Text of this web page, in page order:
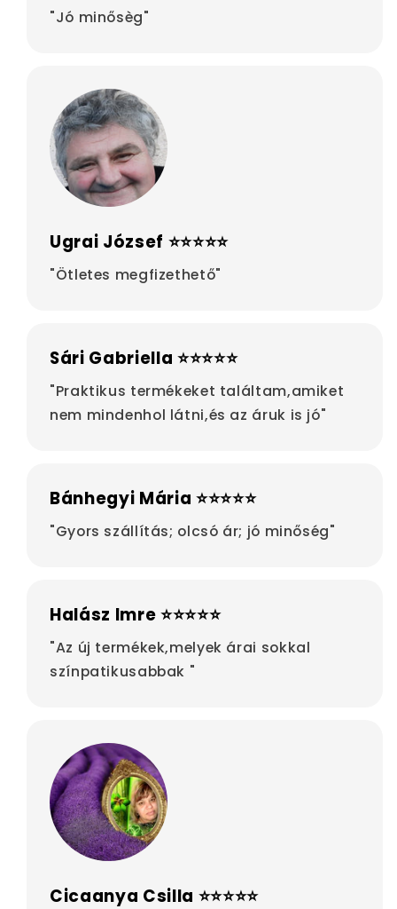
"Jó minősèg"
Ugrai József ⭐⭐⭐⭐⭐
"Ötletes megfizethető"
Sári Gabriella ⭐⭐⭐⭐⭐
"Praktikus termékeket találtam,amiket
nem mindenhol látni,és az áruk is jó"
Bánhegyi Mária ⭐⭐⭐⭐⭐
"Gyors szállítás; olcsó ár; jó minőség"
Halász Imre ⭐⭐⭐⭐⭐
"Az új termékek,melyek árai sokkal
színpatikusabbak "
Cicaanya Csilla ⭐⭐⭐⭐⭐